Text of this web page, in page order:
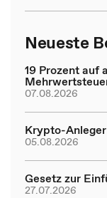
Neueste
19 Prozent auf
07.08.2026
Krypto-
05.08.2026
Gesetz zur
27.07.2026